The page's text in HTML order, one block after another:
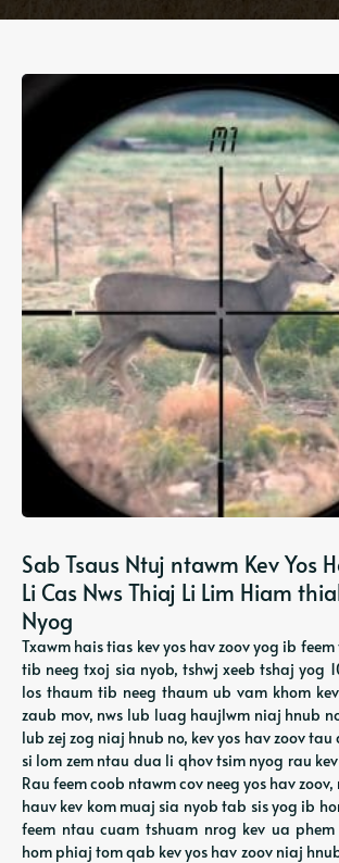
Sab Tsaus Ntuj ntawm Kev Yos
Li Cas Nws Thiaj Li Lim Hiam
Nyog
Txawm hais tias kev yos hav zoov yog ib
tib neeg txoj sia nyob, tshwj xeeb tshaj yog
los thaum tib neeg thaum ub vam khom
zaub mov, nws lub luag haujlwm niaj hnub
lub zej zog niaj hnub no, kev yos hav zoov tau
si lom zem ntau dua li qhov tsim nyog rau
Rau feem coob ntawm cov neeg yos hav
hauv kev kom muaj sia nyob tab sis yog ib
feem ntau cuam tshuam nrog kev ua
hom phiaj tom qab kev yos hav zoov niaj